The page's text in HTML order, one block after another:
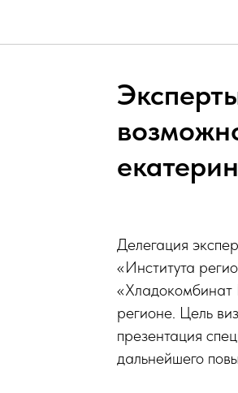
Делегация
«Института
«Хладокомбинат
регионе. Цель
презентация
дальнейшего